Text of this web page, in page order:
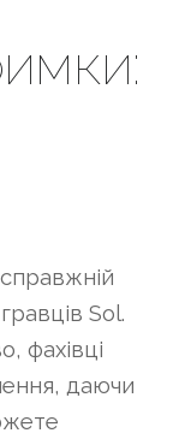
Sol.
фахівці
даючи